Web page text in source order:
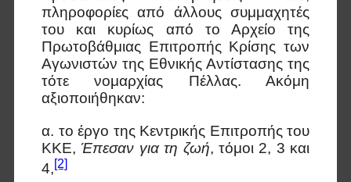
πληροφορίες από άλλους συμμαχητές
του και κυρίως από το Αρχείο της
Πρωτοβάθμιας Επιτροπής Κρίσης των
Αγωνιστών της Εθνικής Αντίστασης της
τότε νομαρχίας Πέλλας. Ακόμη
αξιοποιήθηκαν:
α. το έργο της Κεντρικής Επιτροπής του
ΚΚΕ,Έπεσαν για τη ζωή, τόμοι 2, 3 και
4,[2]